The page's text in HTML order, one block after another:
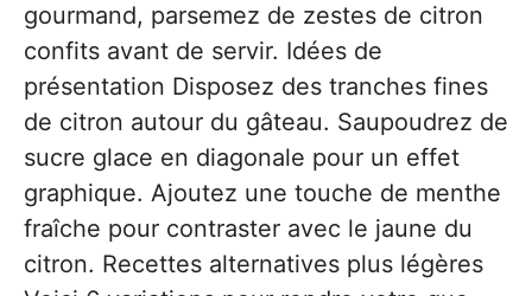
gourmand, parsemez de zestes de citron
confits avant de servir. Idées de
présentation Disposez des tranches fines
de citron autour du gâteau. Saupoudrez de
sucre glace en diagonale pour un effet
graphique. Ajoutez une touche de menthe
fraîche pour contraster avec le jaune du
citron. Recettes alternatives plus légères